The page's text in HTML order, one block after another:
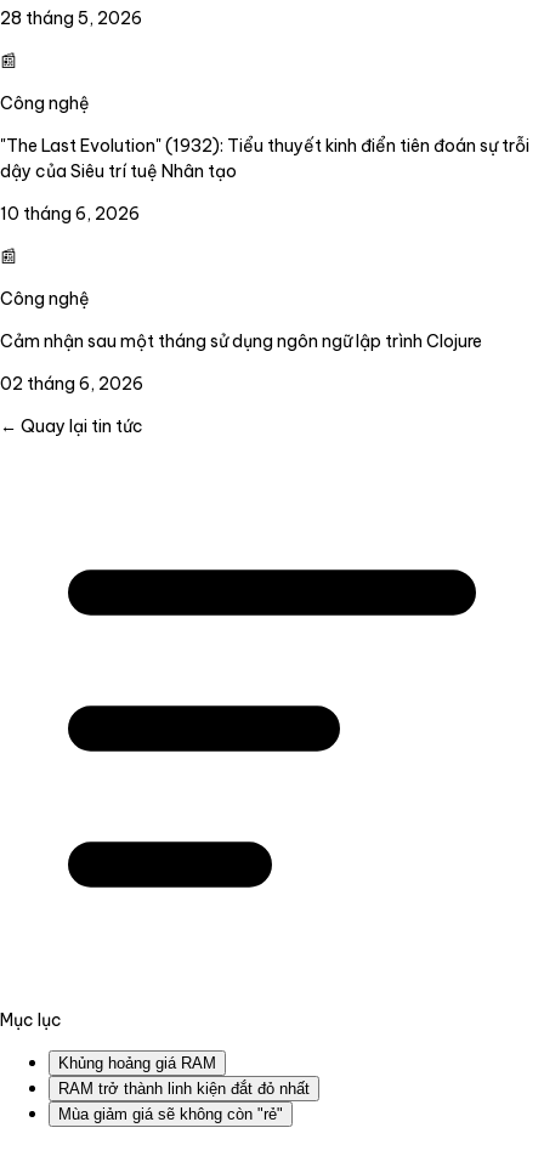
28 tháng 5, 2026
📰
Công nghệ
"The Last Evolution" (1932): Tiểu thuyết kinh điển tiên đoán sự trỗi
dậy của Siêu trí tuệ Nhân tạo
10 tháng 6, 2026
📰
Công nghệ
Cảm nhận sau một tháng sử dụng ngôn ngữ lập trình Clojure
02 tháng 6, 2026
← Quay lại tin tức
Mục lục
Khủng hoảng giá RAM
RAM trở thành linh kiện đắt đỏ nhất
Mùa giảm giá sẽ không còn "rẻ"